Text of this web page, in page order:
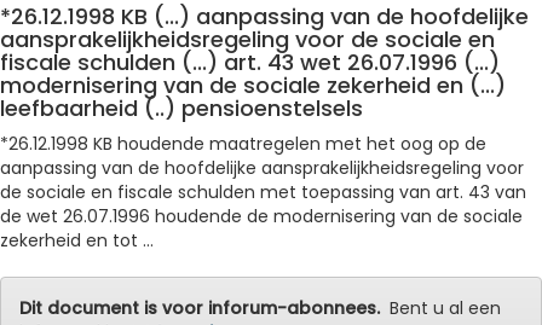
*26.12.1998 KB (...) aanpassing van de hoofdelijke
aansprakelijkheidsregeling voor de sociale en
fiscale schulden (...) art. 43 wet 26.07.1996 (...)
modernisering van de sociale zekerheid en (...)
leefbaarheid (..) pensioenstelsels
*26.12.1998 KB houdende maatregelen met het oog op de
aanpassing van de hoofdelijke aansprakelijkheidsregeling voor
de sociale en fiscale schulden met toepassing van art. 43 van
de wet 26.07.1996 houdende de modernisering van de sociale
zekerheid en tot ...
Dit document is voor inforum-abonnees.Bent u al een